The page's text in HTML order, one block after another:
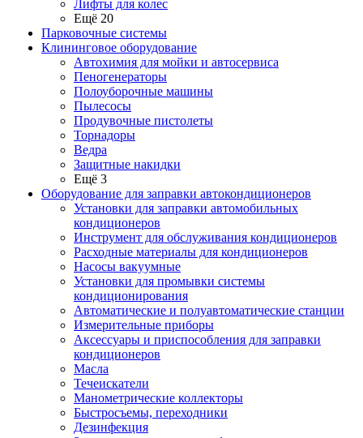
Лифты для колес
Ещё 20
Парковочные системы
Клининговое оборудование
Автохимия для мойки и автосервиса
Пеногенераторы
Полоуборочные машины
Пылесосы
Продувочные пистолеты
Торнадоры
Ведра
Защитные накидки
Ещё 3
Оборудование для заправки автокондиционеров
Установки для заправки автомобильных
кондиционеров
Инструмент для обслуживания кондиционеров
Расходные материалы для кондиционеров
Насосы вакуумные
Установки для промывки системы
кондиционирования
Автоматические и полуавтоматические станции
Измерительные приборы
Аксессуары и приспособления для заправки
кондиционеров
Масла
Течеискатели
Манометрические коллекторы
Быстросъемы, переходники
Дезинфекция